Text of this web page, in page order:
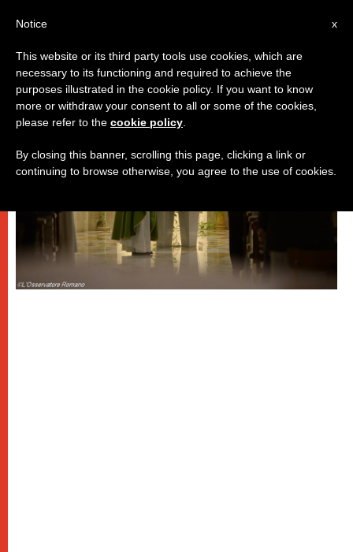
PAPI
x
Notice
This website or its third party tools use cookies, which are
necessary to its functioning and required to achieve the
purposes illustrated in the cookie policy. If you want to know
more or withdraw your consent to all or some of the cookies,
please refer to the cookie policy
By closing this banner, scrolling this page, clicking a link or
continuing to browse otherwise, you agree to the use of cookies.